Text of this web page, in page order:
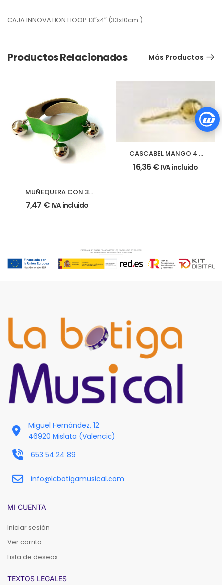
CAJA INNOVATION HOOP 13″x4″ (33x10cm.)
Productos Relacionados Más Productos
MUÑEQUERA CON 3
CASCABELES
7,47 € IVA incluido
CASCABEL MANGO 4 x
12 cm.
16,36€ IVA incluido
Miguel Hernández, 12
46920 Mislata (Valencia)
653 54 24 89
info@labotigamusical.com
MI CUENTA
Iniciar sesión
Ver carrito
Lista de deseos
TEXTOS LEGALES